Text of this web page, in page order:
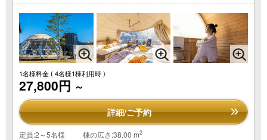
1名様料金( 4名様1棟利用時 )
27,800円 ～
詳細/ご予約
定員:2～5名様 棟の広さ:38.00 m2